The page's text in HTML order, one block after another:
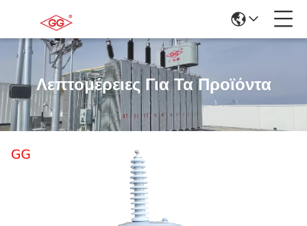
Λεπτομέρειες Για Τα Προϊόντα